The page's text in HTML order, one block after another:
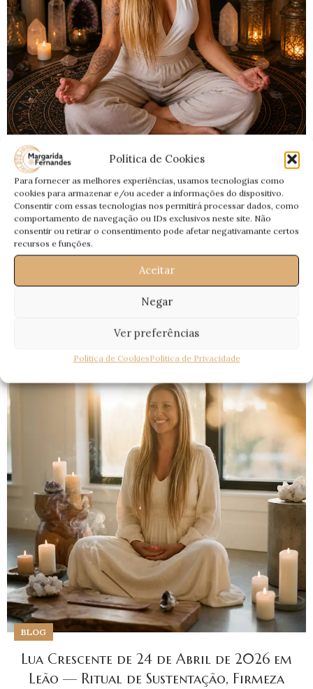
Política de Cookies
Para fornecer as melhores experiências, usamos tecnologias como
cookies para armazenar e/ou aceder a informações do dispositivo.
Consentir com essas tecnologias nos permitirá processar dados, como
comportamento de navegação ou IDs exclusivos neste site. Não
consentir ou retirar o consentimento pode afetar negativamante certos
recursos e funções.
Aceitar
Negar
Ver preferências
Política de CookiesPolítica de Privacidade
BLOG
Lua Minguante de 9 de Maio de 2026 em
Aquário — Ritual de Libertação Mental,
Corte de Padrões e Desapego Energético
Magui 0
Lua Minguante de 9 de Maio de 2026 em Aquário — Ritual de
Libertação Mental, Corte de Padrões e Desapego
Energético
BLOG
Lua Crescente de 24 de Abril de 2026 em
Leão — Ritual de Sustentação, Firmeza